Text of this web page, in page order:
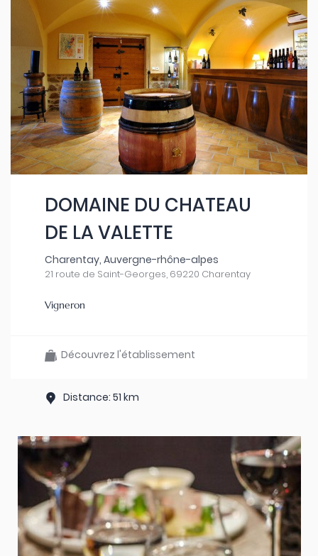
DOMAINE DU CHATEAU
DE LA VALETTE
Charentay, Auvergne-rhône-alpes
21 route de Saint-Georges, 69220 Charentay
Vigneron
Découvrez l'établissement
Distance: 51 km